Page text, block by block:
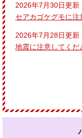
2026年7月30日更新
セアカゴケグモに注
2026年7月28日更新
地震に注意してくだ